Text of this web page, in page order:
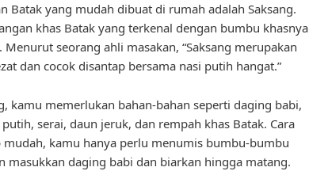
Batak yang mudah dibuat di rumah adalah Saksang.
khas Batak yang terkenal dengan bumbu khasnya
seorang ahli masakan, “Saksang merupakan
dan cocok disantap bersama nasi putih hangat.”
kamu memerlukan bahan-bahan seperti daging babi,
serai, daun jeruk, dan rempah khas Batak. Cara
kamu hanya perlu menumis bumbu-bumbu
masukkan daging babi dan biarkan hingga matang.